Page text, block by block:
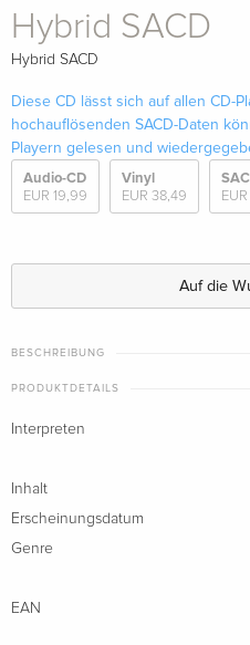
Hybrid SACD
Hybrid SACD
Diese CD lässt sich auf allen CD-
hochauflösenden SACD-Daten
Playern gelesen und
Audio-CD
EUR 19,99
Vinyl
EUR 38,49
Auf die
BESCHREIBUNG
PRODUKTDETAILS
Interpreten
Inhalt
Erscheinungsdatum
Genre
EAN